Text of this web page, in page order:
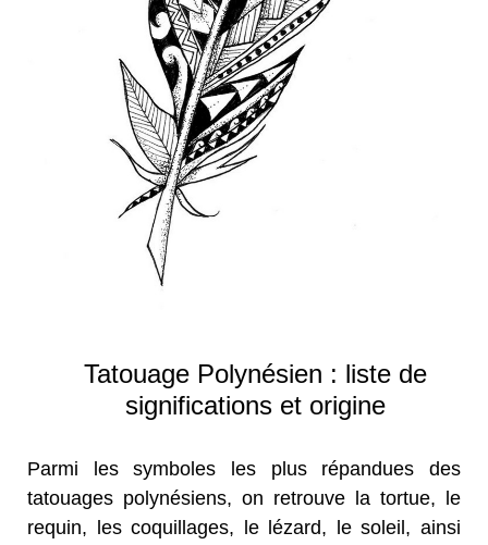
Tatouage Polynésien : liste de
significations et origine
Parmi les symboles les plus répandues des
tatouages polynésiens, on retrouve la tortue, le
requin, les coquillages, le lézard, le soleil, ainsi